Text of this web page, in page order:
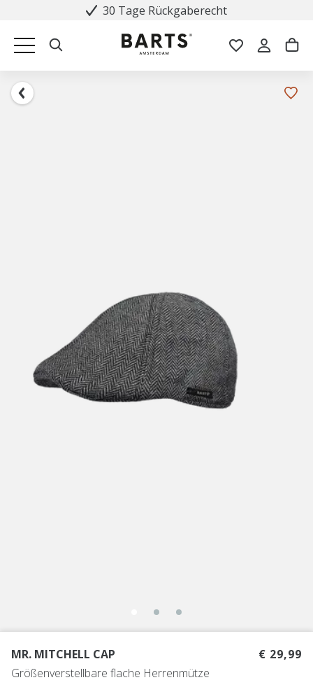
30 Tage Rückgaberecht
MR. MITCHELL CAP
Größenverstellbare flache Herrenmütze
€ 29,99